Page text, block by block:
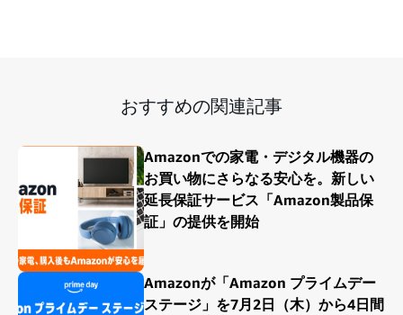
おすすめの関連記事
Amazonでの家電・デジタル機器の
お買い物にさらなる安心を。新しい
延長保証サービス「Amazon製品保
証」の提供を開始
Amazonが「Amazon プライムデー
ステージ」を7月2日（木）から4日間